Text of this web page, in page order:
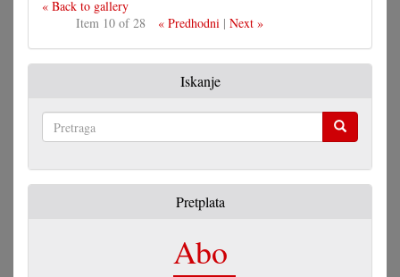
« Back to gallery
Item 10 of 28
« Predhodni| Next »
Iskanje
Pretplata
Abo